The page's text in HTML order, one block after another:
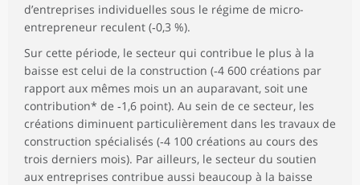
d’entreprises individuelles sous le régime de micro-
entrepreneur reculent (‑0,3 %).
Sur cette période, le secteur qui contribue le plus à la
baisse est celui de la construction (‑4 600 créations par
rapport aux mêmes mois un an auparavant, soit une
contribution* de ‑1,6 point). Au sein de ce secteur, les
créations diminuent particulièrement dans les travaux de
construction spécialisés (‑4 100 créations au cours des
trois derniers mois). Par ailleurs, le secteur du soutien
aux entreprises contribue aussi beaucoup à la baisse